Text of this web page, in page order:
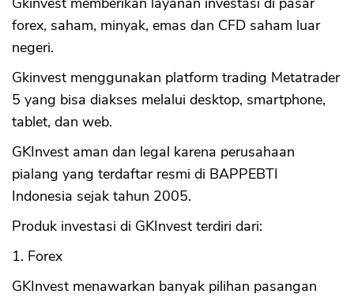
forex, saham, minyak, emas dan CFD saham luar
negeri.
Gkinvest menggunakan platform trading Metatrader
5 yang bisa diakses melalui desktop, smartphone,
tablet, dan web.
GKInvest aman dan legal karena perusahaan
pialang yang terdaftar resmi di BAPPEBTI
Indonesia sejak tahun 2005.
Produk investasi di GKInvest terdiri dari:
1. Forex
GKInvest menawarkan banyak pilihan pasangan